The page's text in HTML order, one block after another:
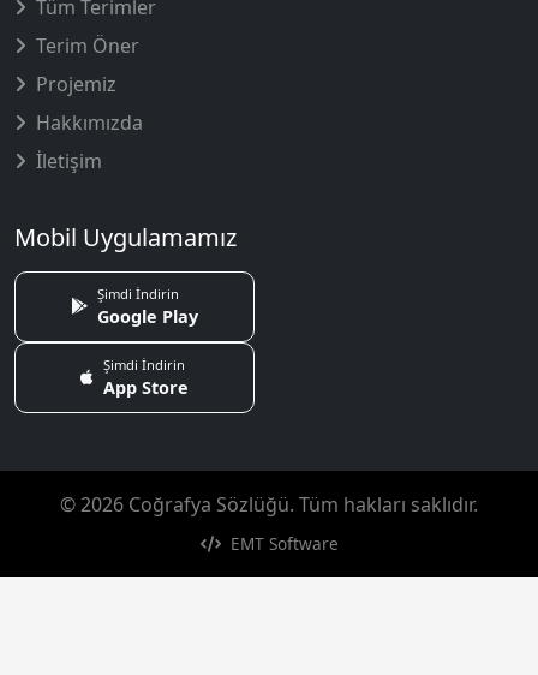
Tüm Terimler
Terim Öner
Projemiz
Hakkımızda
İletişim
Mobil Uygulamamız
Şimdi İndirin
Google Play
Şimdi İndirin
App Store
© 2026 Coğrafya Sözlüğü. Tüm hakları saklıdır.
EMT Software